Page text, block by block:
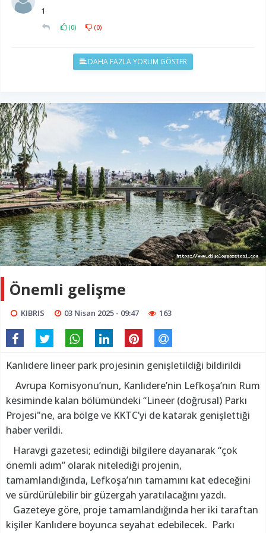
1
(0) (0)
DAHA FAZLA YORUM GÖSTER
Önemli gelişme
KIBRIS 03 Nisan 2025 - 09:47 163
Kanlıdere lineer park projesinin genişletildiği bildirildi
Avrupa Komisyonu’nun, Kanlıdere’nin Lefkoşa’nın Rum
kesiminde kalan bölümündeki “Lineer (doğrusal) Parkı
Projesi"ne, ara bölge ve KKTC’yi de katarak genişlettiği
haber verildi.
Haravgi gazetesi; edindiği bilgilere dayanarak “çok
önemli adım” olarak nitelediği projenin,
tamamlandığında, Lefkoşa’nın tamamını kat edeceğini
ve sürdürülebilir bir güzergah yaratılacağını yazdı.
Gazeteye göre, proje tamamlandığında her iki taraftan
kişiler Kanlıdere boyunca seyahat edebilecek. Parkı